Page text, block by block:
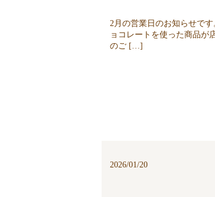
2月の営業日のお知らせで
ョコレートを使った商品が
のご […]
2026/01/20